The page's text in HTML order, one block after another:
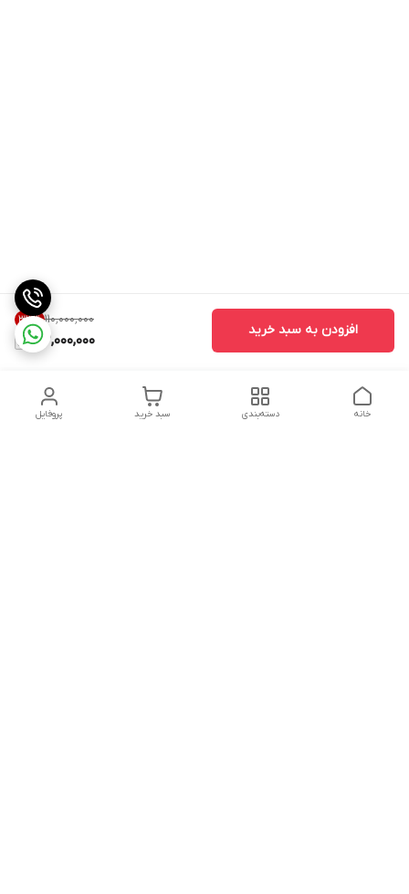
۱۱۰٬۰۰۰٬۰۰۰ 33%
73,000,000
افزودن به سبد خرید
پروفایل سبد خرید دسته‌بندی خانه